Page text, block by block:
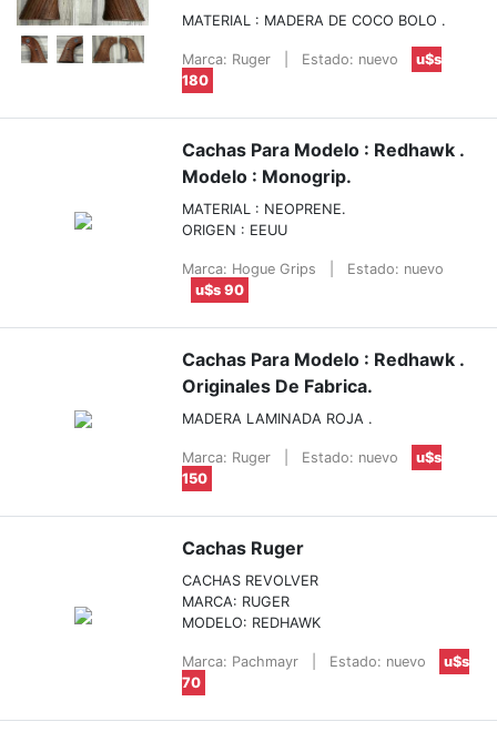
MATERIAL : MADERA DE COCO BOLO .
Marca: Ruger Estado: nuevo
u$s
180
Cachas Para Modelo : Redhawk .
Modelo : Monogrip.
MATERIAL : NEOPRENE.
ORIGEN : EEUU
Marca: Hogue Grips
Estado: nuevo
u$s 90
Cachas Para Modelo : Redhawk .
Originales De Fabrica.
MADERA LAMINADA ROJA .
Marca: Ruger Estado: nuevo
u$s
150
Cachas Ruger
CACHAS REVOLVER
MARCA: RUGER
MODELO: REDHAWK
Marca: Pachmayr Estado: nuevo
u$s
70